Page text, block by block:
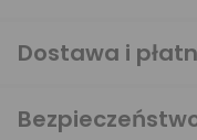
Dostawa i